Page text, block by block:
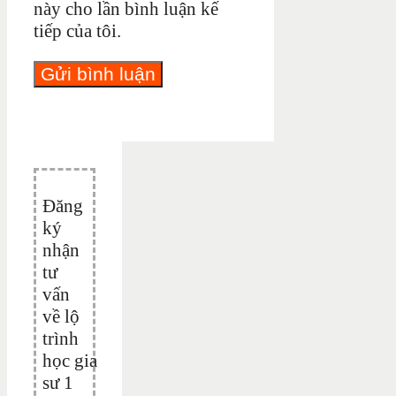
này cho lần bình luận kế
tiếp của tôi.
Đăng
ký
nhận
tư
vấn
về lộ
trình
học gia
sư 1